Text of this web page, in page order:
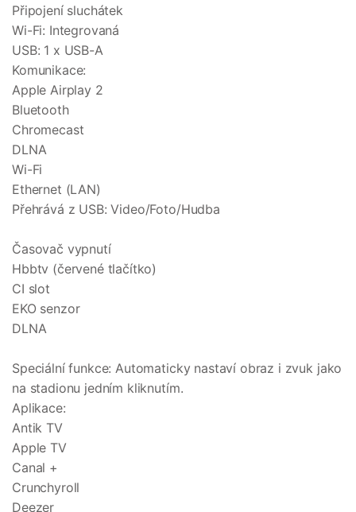
Připojení sluchátek
Wi-Fi: Integrovaná
USB: 1 x USB-A
Komunikace:
Apple Airplay 2
Bluetooth
Chromecast
DLNA
Wi-Fi
Ethernet (LAN)
Přehrává z USB: Video/Foto/Hudba
Časovač vypnutí
Hbbtv (červené tlačítko)
CI slot
EKO senzor
DLNA
Speciální funkce: Automaticky nastaví obraz i zvuk jako
na stadionu jedním kliknutím.
Aplikace:
Antik TV
Apple TV
Canal +
Crunchyroll
Deezer